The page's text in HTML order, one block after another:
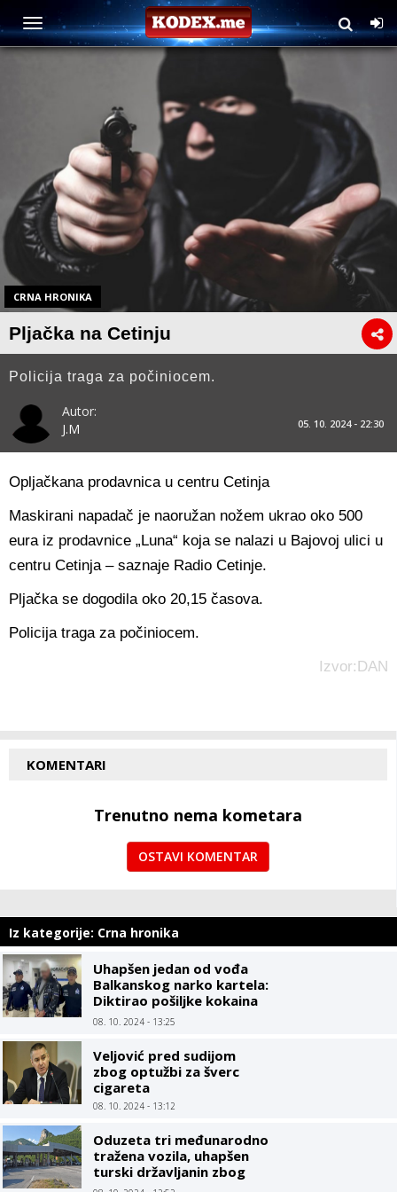
CRNA HRONIKA
Pljačka na Cetinju
Policija traga za počiniocem.
Autor:
J.M
05. 10. 2024 - 22:30
Opljačkana prodavnica u centru Cetinja
Maskirani napadač je naoružan nožem ukrao oko 500
eura iz prodavnice „Luna“ koja se nalazi u Bajovoj ulici u
centru Cetinja – saznaje Radio Cetinje.
Pljačka se dogodila oko 20,15 časova.
Policija traga za počiniocem.
Izvor:DAN
KOMENTARI
Trenutno nema kometara
OSTAVI KOMENTAR
Iz kategorije: Crna hronika
Uhapšen jedan od vođa
Balkanskog narko kartela:
Diktirao pošiljke kokaina
do luka u Evropi
08. 10. 2024 - 13:25
Veljović pred sudijom
zbog optužbi za šverc
cigareta
08. 10. 2024 - 13:12
Oduzeta tri međunarodno
tražena vozila, uhapšen
turski državljanin zbog
pištolja